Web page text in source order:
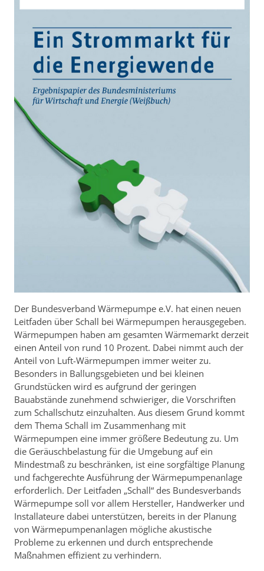
Der Bundesverband Wärmepumpe e.V. hat einen neuen
Leitfaden über Schall bei Wärmepumpen herausgegeben.
Wärmepumpen haben am gesamten Wärmemarkt derzeit
einen Anteil von rund 10 Prozent. Dabei nimmt auch der
Anteil von Luft-Wärmepumpen immer weiter zu.
Besonders in Ballungsgebieten und bei kleinen
Grundstücken wird es aufgrund der geringen
Bauabstände zunehmend schwieriger, die Vorschriften
zum Schallschutz einzuhalten. Aus diesem Grund kommt
dem Thema Schall im Zusammenhang mit
Wärmepumpen eine immer größere Bedeutung zu. Um
die Geräuschbelastung für die Umgebung auf ein
Mindestmaß zu beschränken, ist eine sorgfältige Planung
und fachgerechte Ausführung der Wärmepumpenanlage
erforderlich. Der Leitfaden „Schall“ des Bundesverbands
Wärmepumpe soll vor allem Hersteller, Handwerker und
Installateure dabei unterstützen, bereits in der Planung
von Wärmepumpenanlagen mögliche akustische
Probleme zu erkennen und durch entsprechende
Maßnahmen effizient zu verhindern.